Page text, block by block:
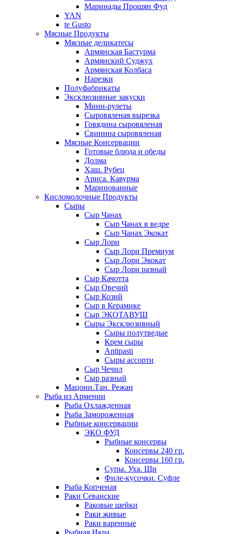
Маринады Прошян Фуд
YAN
te Gusto
Мясные Продукты
Мясные деликатесы
Армянская Бастурма
Армянский Суджух
Армянская Колбаса
Нарезки
Полуфабрикаты
Эксклюзивные закуски
Мини-рулеты
Сыровяленая вырезка
Говядина сыровяленая
Свинина сыровяленая
Мясные Консервации
Готовые блюда и обеды
Долма
Хаш. Рубец
Ариса. Кавурма
Маринованные
Кисломолочные Продукты
Сыры
Сыр Чанах
Сыр Чанах в ведре
Сыр Чанах Экокат
Сыр Лори
Сыр Лори Премиум
Сыр Лори Экокат
Сыр Лори разный
Сыр Качотта
Сыр Овечий
Сыр Козий
Сыр в Керамике
Сыр ЭКОТАВУШ
Сыры Эксклюзивный
Сыры полутведые
Крем сыры
Antipasti
Сыры ассорти
Сыр Чечил
Сыр разный
Мацони.Тан. Режан
Рыба из Армении
Рыба Охлажденная
Рыба Замороженная
Рыбные консервации
ЭКО ФУД
Рыбные консервы
Консервы 240 гр.
Консервы 160 гр.
Супы. Уха. Щи
Филе-кусочки. Суфле
Рыба Копченая
Раки Севанские
Раковые шейки
Раки живые
Раки варенные
Рыбная Икра